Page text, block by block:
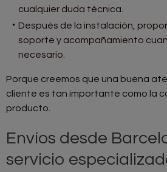
cualquier duda técnica.
Después de la instalación,
soporte y acompañamiento
necesario.
Porque creemos que una buena
cliente es tan importante como la
producto.
Envíos desde
servicio